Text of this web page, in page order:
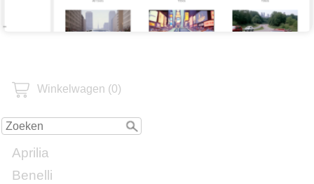
Winkelwagen (0)
Aprilia
Benelli